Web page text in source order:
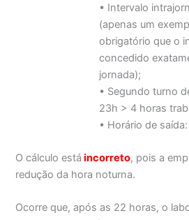
• Intervalo
(apenas um
obrigatório que o
concedido
jornada);
• Segundo turno
23h > 4 horas
• Horário de
O cálculo está incorreto, pois a
redução da hora noturna.
Ocorre que, após as 22 horas, o